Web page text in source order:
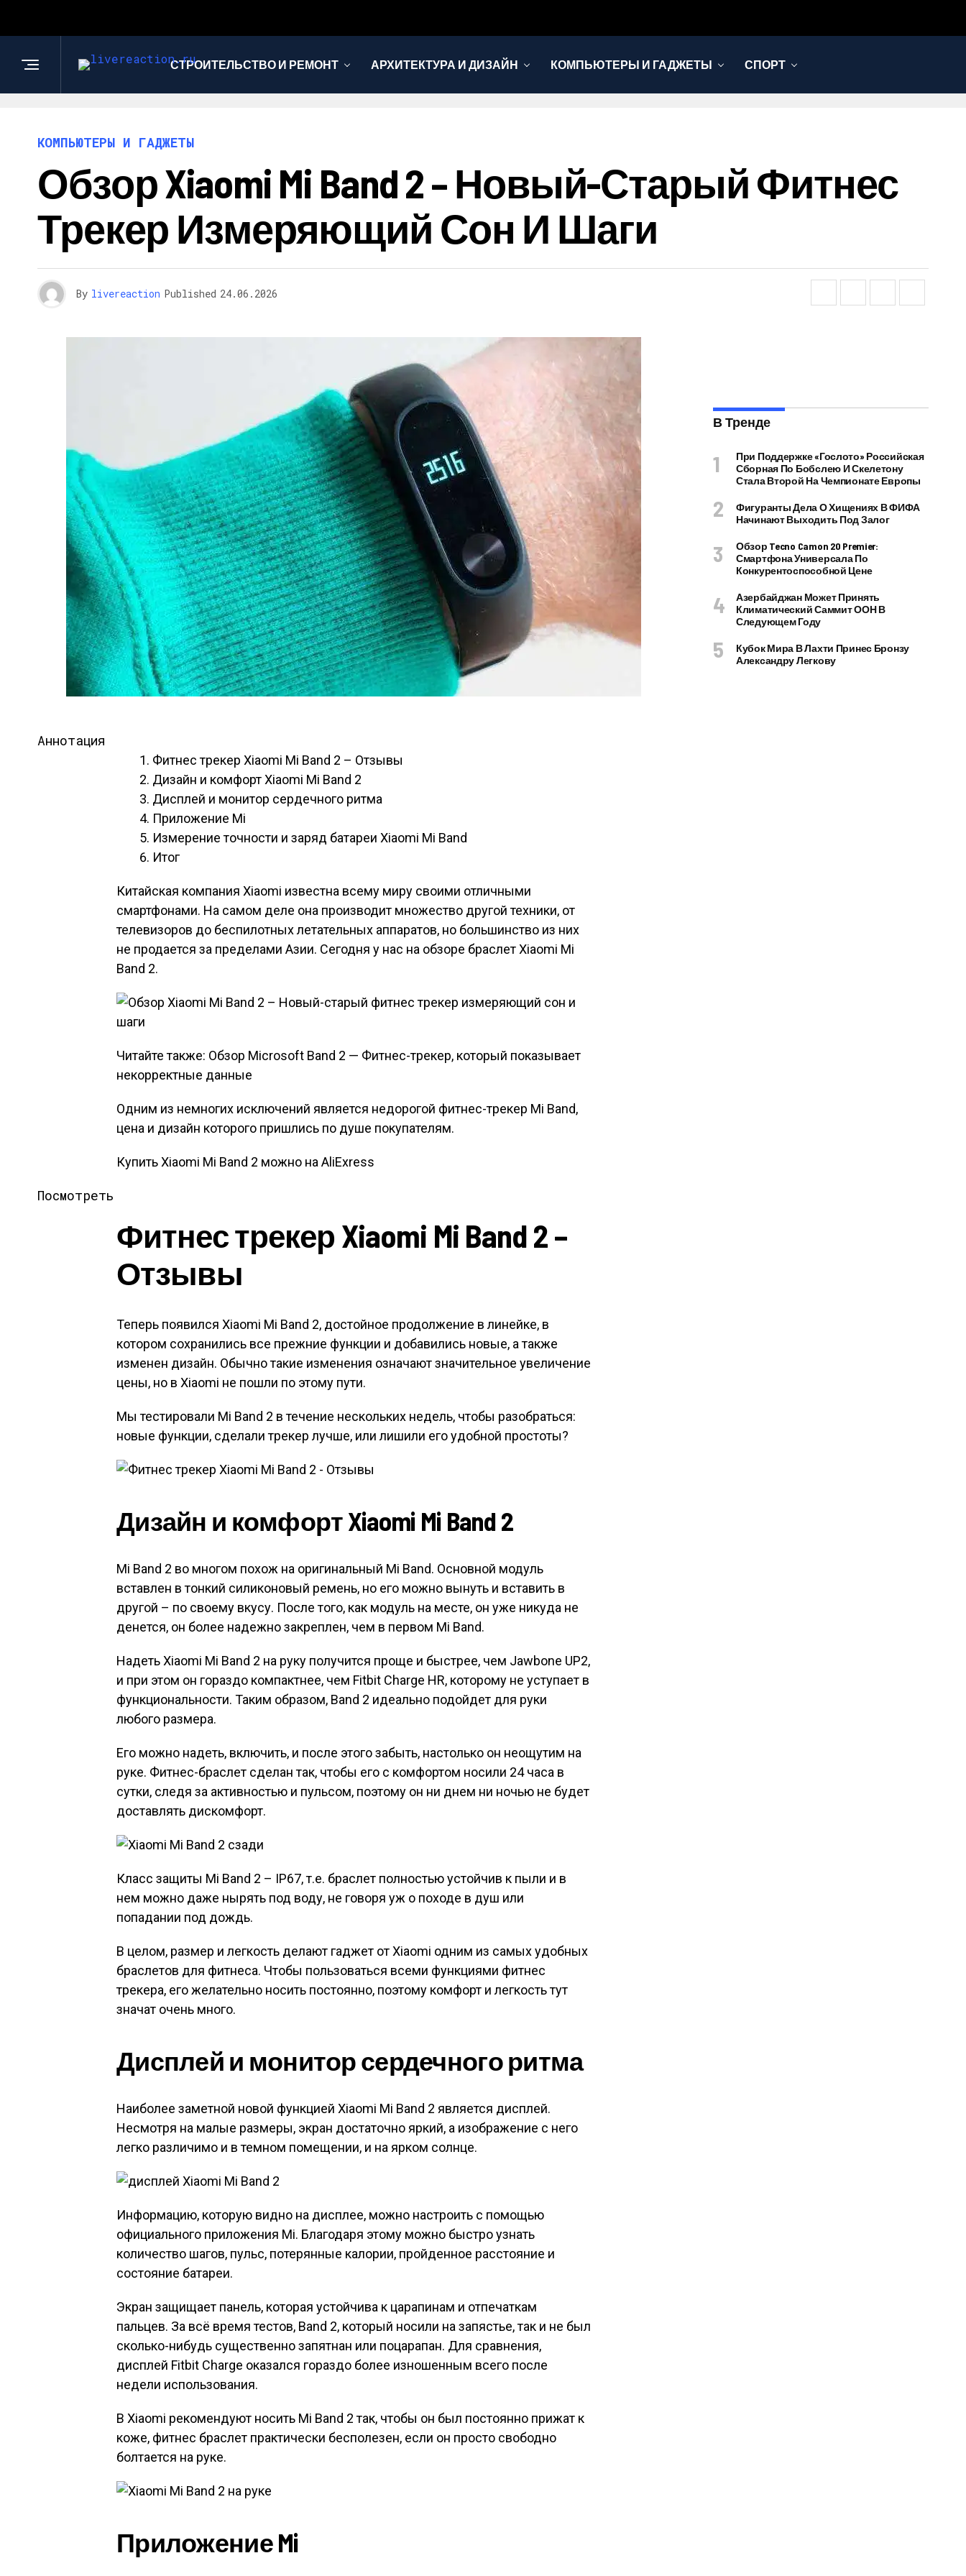
СТРОИТЕЛЬСТВО И РЕМОНТ АРХИТЕКТУРА И ДИЗАЙН КОМПЬЮТЕРЫ И ГАДЖЕТЫ СПОРТ
КОМПЬЮТЕРЫ И ГАДЖЕТЫ
Обзор Xiaomi Mi Band 2 – Новый-Старый Фитнес
Трекер Измеряющий Сон И Шаги
By livereaction Published 24.06.2026
Аннотация
Фитнес трекер Xiaomi Mi Band 2 – Отзывы
Дизайн и комфорт Xiaomi Mi Band 2
Дисплей и монитор сердечного ритма
Приложение Mi
Измерение точности и заряд батареи Xiaomi Mi Band
Итог
Китайская компания Xiaomi известна всему миру своими отличными
смартфонами. На самом деле она производит множество другой техники, от
телевизоров до беспилотных летательных аппаратов, но большинство из них
не продается за пределами Азии. Сегодня у нас на обзоре браслет Xiaomi Mi
Band 2.
Читайте также: Обзор Microsoft Band 2 — Фитнес-трекер, который показывает
некорректные данные
Одним из немногих исключений является недорогой фитнес-трекер Mi Band,
цена и дизайн которого пришлись по душе покупателям.
Купить Xiaomi Mi Band 2 можно на AliExress
Посмотреть
Фитнес трекер Xiaomi Mi Band 2 –
Отзывы
Теперь появился Xiaomi Mi Band 2, достойное продолжение в линейке, в
котором сохранились все прежние функции и добавились новые, а также
изменен дизайн. Обычно такие изменения означают значительное увеличение
цены, но в Xiaomi не пошли по этому пути.
Мы тестировали Mi Band 2 в течение нескольких недель, чтобы разобраться:
новые функции, сделали трекер лучше, или лишили его удобной простоты?
Дизайн и комфорт Xiaomi Mi Band 2
Mi Band 2 во многом похож на оригинальный Mi Band. Основной модуль
вставлен в тонкий силиконовый ремень, но его можно вынуть и вставить в
другой – по своему вкусу. После того, как модуль на месте, он уже никуда не
денется, он более надежно закреплен, чем в первом Mi Band.
Надеть Xiaomi Mi Band 2 на руку получится проще и быстрее, чем Jawbone UP2,
и при этом он гораздо компактнее, чем Fitbit Charge HR, которому не уступает в
функциональности. Таким образом, Band 2 идеально подойдет для руки
любого размера.
Его можно надеть, включить, и после этого забыть, настолько он неощутим на
руке. Фитнес-браслет сделан так, чтобы его с комфортом носили 24 часа в
сутки, следя за активностью и пульсом, поэтому он ни днем ни ночью не будет
доставлять дискомфорт.
Класс защиты Mi Band 2 – IP67, т.е. браслет полностью устойчив к пыли и в
нем можно даже нырять под воду, не говоря уж о походе в душ или
попадании под дождь.
В целом, размер и легкость делают гаджет от Xiaomi одним из самых удобных
браслетов для фитнеса. Чтобы пользоваться всеми функциями фитнес
трекера, его желательно носить постоянно, поэтому комфорт и легкость тут
значат очень много.
Дисплей и монитор сердечного ритма
Наиболее заметной новой функцией Xiaomi Mi Band 2 является дисплей.
Несмотря на малые размеры, экран достаточно яркий, а изображение с него
легко различимо и в темном помещении, и на ярком солнце.
Информацию, которую видно на дисплее, можно настроить с помощью
официального приложения Mi. Благодаря этому можно быстро узнать
количество шагов, пульс, потерянные калории, пройденное расстояние и
состояние батареи.
Экран защищает панель, которая устойчива к царапинам и отпечаткам
пальцев. За всё время тестов, Band 2, который носили на запястье, так и не был
сколько-нибудь существенно запятнан или поцарапан. Для сравнения,
дисплей Fitbit Charge оказался гораздо более изношенным всего после
недели использования.
В Xiaomi рекомендуют носить Mi Band 2 так, чтобы он был постоянно прижат к
коже, фитнес браслет практически бесполезен, если он просто свободно
болтается на руке.
Приложение Mi
В Тренде
При Поддержке «Гослото» Российская
Сборная По Бобслею И Скелетону
Стала Второй На Чемпионате Европы
Фигуранты Дела О Хищениях В ФИФА
Начинают Выходить Под Залог
Обзор Tecno Camon 20 Premier:
Смартфона Универсала По
Конкурентоспособной Цене
Азербайджан Может Принять
Климатический Саммит ООН В
Следующем Году
Кубок Мира В Лахти Принес Бронзу
Александру Легкову